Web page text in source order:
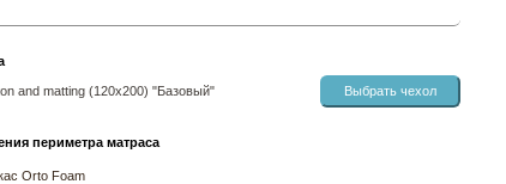
and matting (120х200) "Базовый" Выбрать чехол
периметра матраса
Orto Foam